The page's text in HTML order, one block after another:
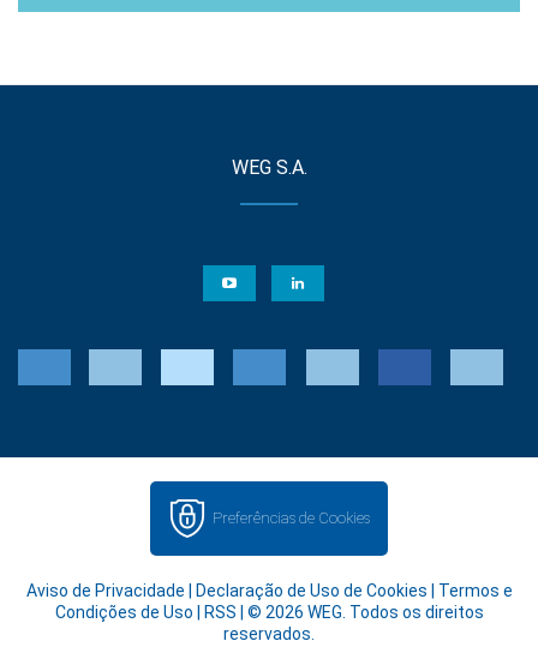
WEG S.A.
Preferências de Cookies
Aviso de Privacidade Declaração de Uso de Cookies
Termos e
Condições de Uso
RSS | © 2026 WEG. Todos os direitos
reservados.